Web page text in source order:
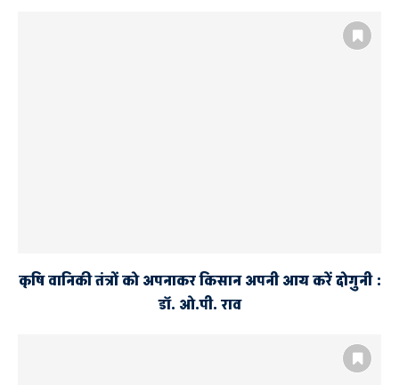
कृषि वानिकी तंत्रों को अपनाकर किसान अपनी आय करें दोगुनी :
डॉ. ओ.पी. राव